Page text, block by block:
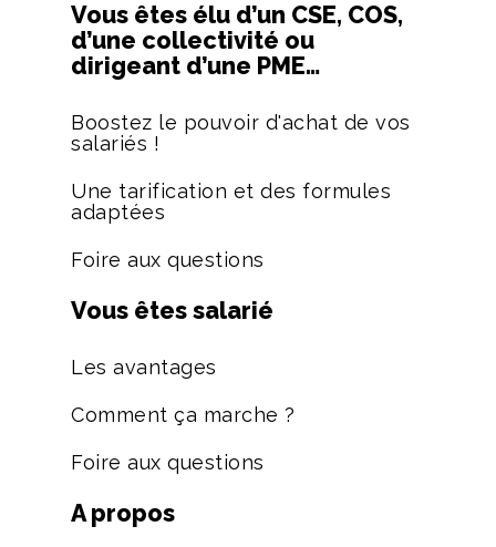
Vous êtes élu d’un CSE, COS,
d’une collectivité ou
dirigeant d’une PME…
Boostez le pouvoir d'achat de vos
salariés !
Une tarification et des formules
adaptées
Foire aux questions
Vous êtes salarié
Les avantages
Comment ça marche ?
Foire aux questions
A propos